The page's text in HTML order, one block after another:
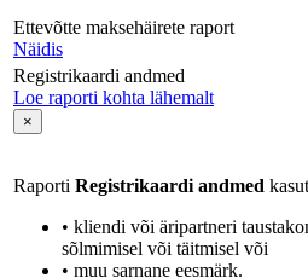
Ettevõtte maksehäirete raport
Näidis
Registrikaardi andmed
Loe raporti kohta lähemalt
×
Raporti Registrikaardi andmed
• kliendi või äripartneri
sõlmimisel või täitmisel või
• muu sarnane eesmärk.